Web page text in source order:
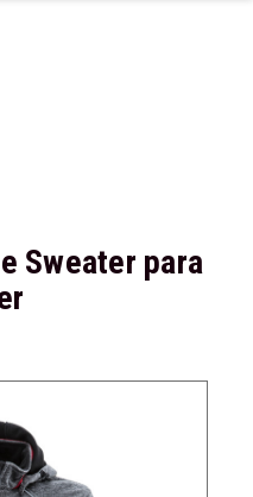
Sweater para